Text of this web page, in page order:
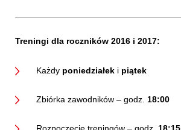
Treningi dla roczników 2016 i 2017:
Każdy poniedziałek i piątek
Zbiórka zawodników – godz. 18:00